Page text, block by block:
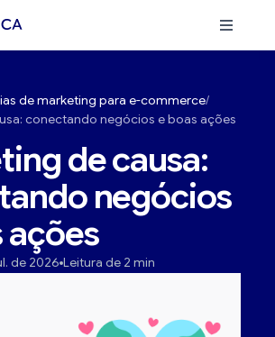
de marketing para e-commerce
conectando negócios e boas ações
de causa:
negócios
ações
de 2026 Leitura de 2 min